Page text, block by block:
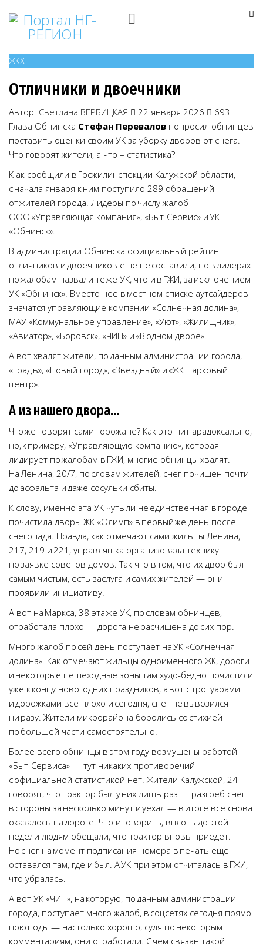
ЖКХ
Отличники и двоечники
Автор: Светлана ВЕРБИЦКАЯ 22 января 2026
693
Глава Обнинска Стефан Перевалов попросил обнинцев
поставить оценки своим УК за уборку дворов от снега.
Что говорят жители, а что – статистика?
К ак сообщили в Госжилинспекции Калужской области,
с начала января к ним поступило 289 обращений
от жителей города. Лидеры по числу жалоб —
ООО «Управляющая компания», «Быт-Сервис» и УК
«Обнинск».
В администрации Обнинска официальный рейтинг
отличников и двоечников еще не составили, но в лидерах
по жалобам назвали те же УК, что и в ГЖИ, за исключением
УК «Обнинск». Вместо нее в местном списке аутсайдеров
значатся управляющие компании «Солнечная долина»,
МАУ «Коммунальное управление», «Уют», «Жилищник»,
«Авиатор», «Боровск», «ЧИП» и «В одном дворе».
А вот хвалят жители, по данным администрации города,
«Градъ», «Новый город», «Звездный» и «ЖК Парковый
центр».
А из нашего двора…
Что же говорят сами горожане? Как это ни парадоксально,
но, к примеру, «Управляющую компанию», которая
лидирует по жалобам в ГЖИ, многие обнинцы хвалят.
На Ленина, 20/7, по словам жителей, снег почищен почти
до асфальта и даже сосульки сбиты.
К слову, именно эта УК чуть ли не единственная в городе
почистила дворы ЖК «Олимп» в первый же день после
снегопада. Правда, как отмечают сами жильцы Ленина,
217, 219 и 221, управляшка организовала технику
по заявке советов домов. Так что в том, что их двор был
самым чистым, есть заслуга и самих жителей — они
проявили инициативу.
А вот на Маркса, 38 эта же УК, по словам обнинцев,
отработала плохо — дорога не расчищена до сих пор.
Много жалоб по сей день поступает на УК «Солнечная
долина». Как отмечают жильцы одноименного ЖК, дороги
и некоторые пешеходные зоны там худо-бедно почистили
уже к концу новогодних праздников, а вот с тротуарами
и дорожками все плохо и сегодня, снег не вывозился
ни разу. Жители микрорайона боролись со стихией
по большей части самостоятельно.
Более всего обнинцы в этом году возмущены работой
«Быт-Сервиса» — тут никаких противоречий
с официальной статистикой нет. Жители Калужской, 24
говорят, что трактор был у них лишь раз — разгреб снег
в стороны за несколько минут и уехал — в итоге все снова
оказалось на дороге. Что и говорить, вплоть до этой
недели людям обещали, что трактор вновь приедет.
Но снег на момент подписания номера в печать еще
оставался там, где и был. А УК при этом отчиталась в ГЖИ,
что убралась.
А вот УК «ЧИП», на которую, по данным администрации
города, поступает много жалоб, в соцсетях сегодня прямо
поют оды — настолько хорошо, судя по некоторым
комментариям, они отработали. С чем связан такой